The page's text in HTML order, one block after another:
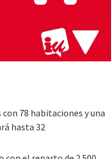
78 habitaciones y una
hasta 32